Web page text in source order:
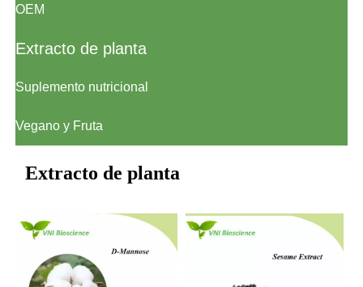
OEM
Extracto de planta
Suplemento nutricional
Vegano y Fruta
Extracto de planta